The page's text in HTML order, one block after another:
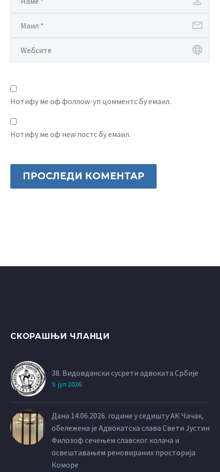
Нотифy ме оф фоллоw-уп цомментс бy емаил.
Нотифy ме оф неw постс бy емаил.
ПРОСЛЕДИ КОМЕНТАР
СКОРАШЊИ ЧЛАНЦИ
38. Видовдански сусрети адвоката Србије
9. јул 2026.
Дана 14.06.2026. године у седишту АК Чачак,
обележена је Адвокатска слава Свети Јустин
Филозоф сечењем славског колача и
освештавањем реновираних просторија
Коморе